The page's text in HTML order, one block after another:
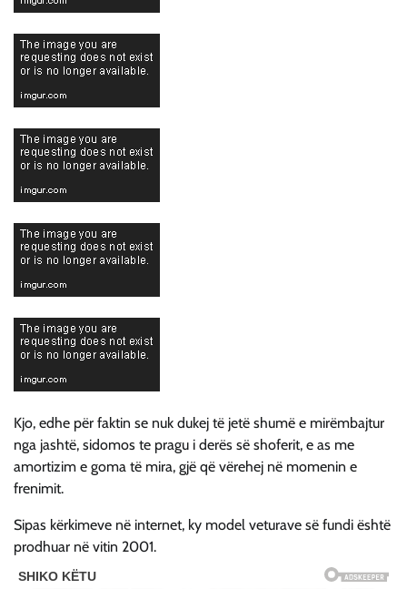
Kjo, edhe për faktin se nuk dukej të jetë shumë e mirëmbajtur
nga jashtë, sidomos te pragu i derës së shoferit, e as me
amortizim e goma të mira, gjë që vërehej në momenin e
frenimit.
Sipas kërkimeve në internet, ky model veturave së fundi është
prodhuar në vitin 2001.